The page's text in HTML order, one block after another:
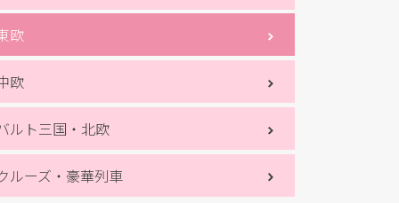
欧
欧
ルト三国・北欧
ルーズ・豪華列車